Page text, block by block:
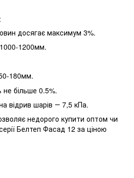
досягає максимум 3%.
1200мм.
180мм.
не більше 0.5%.
відрив шарів ― 7,5 кПа.
недорого купити оптом чи
Белтеп Фасад 12 за ціною